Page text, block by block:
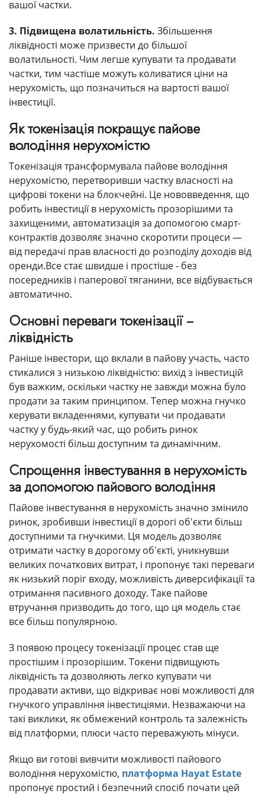
вашої частки.
3. Підвищена волатильність. Збільшення
ліквідності може призвести до більшої
волатильності. Чим легше купувати та продавати
частки, тим частіше можуть коливатися ціни на
нерухомість, що позначиться на вартості вашої
інвестиції.
Як токенізація покращує пайове
володіння нерухомістю
Токенізація трансформувала пайове володіння
нерухомістю, перетворивши частку власності на
цифрові токени на блокчейні. Це нововведення, що
робить інвестиції в нерухомість прозорішими та
захищеними, автоматизація за допомогою смарт-
контрактів дозволяє значно скоротити процеси —
від передачі прав власності до розподілу доходів від
оренди.Все стає швидше і простіше - без
посередників і паперової тяганини, все відбувається
автоматично.
Основні переваги токенізації –
ліквідність
Раніше інвестори, що вклали в пайову участь, часто
стикалися з низькою ліквідністю: вихід з інвестицій
був важким, оскільки частку не завжди можна було
продати за таким принципом. Тепер можна гнучко
керувати вкладеннями, купувати чи продавати
частку у будь-який час, що робить ринок
нерухомості більш доступним та динамічним.
Спрощення інвестування в нерухомість
за допомогою пайового володіння
Пайове інвестування в нерухомість значно змінило
ринок, зробивши інвестиції в дорогі об'єкти більш
доступними та гнучкими. Ця модель дозволяє
отримати частку в дорогому об'єкті, уникнувши
великих початкових витрат, і пропонує такі переваги
як низький поріг входу, можливість диверсифікації та
отримання пасивного доходу. Таке пайове
втручання призводить до того, що ця модель стає
все більш популярною.
З появою процесу токенізації процес став ще
простішим і прозорішим. Токени підвищують
ліквідність та дозволяють легко купувати чи
продавати активи, що відкриває нові можливості для
гнучкого управління інвестиціями. Незважаючи на
такі виклики, як обмежений контроль та залежність
від платформи, плюси часто переважують мінуси.
Якщо ви готові вивчити можливості пайового
володіння нерухомістю, платформа Hayat Estate
пропонує простий і безпечний спосіб почати цей